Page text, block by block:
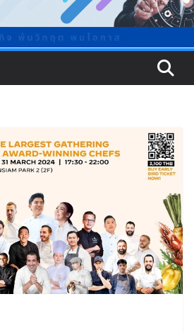
e-Commerce Expo 2026 ผนึกกว่า 50
กอบการไทยสู่ตลาดโลก คาดเงินสะพัด
กคนดังสายเกม ไทย ปะทะ ฟิลิปปินส์ ใน
Lord” เปิดสงครามกิลด์ข้ามประเทศ